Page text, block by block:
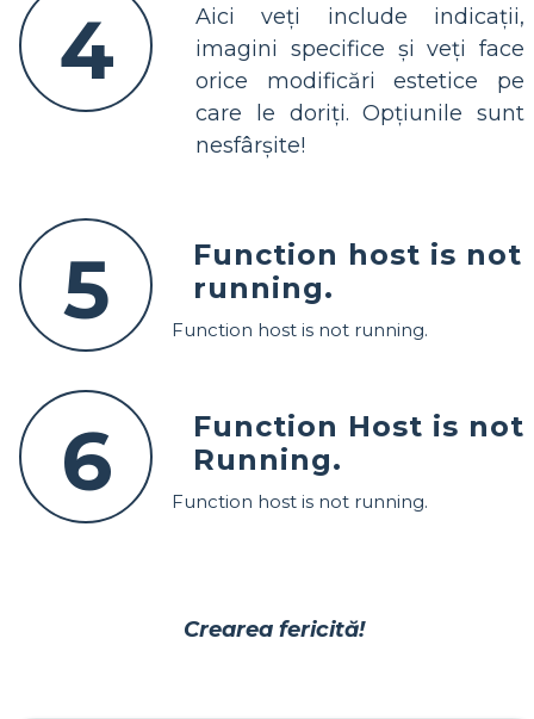
4
Aici veți include indicații,
imagini specifice și veți face
orice modificări estetice pe
care le doriți. Opțiunile sunt
nesfârșite!
5
Function host is not
running.
Function host is not running.
6
Function Host is not
Running.
Function host is not running.
Crearea fericită!